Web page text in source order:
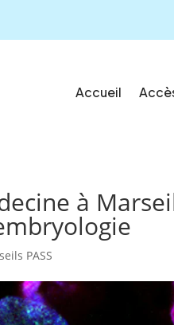
Accueil
à
PASS